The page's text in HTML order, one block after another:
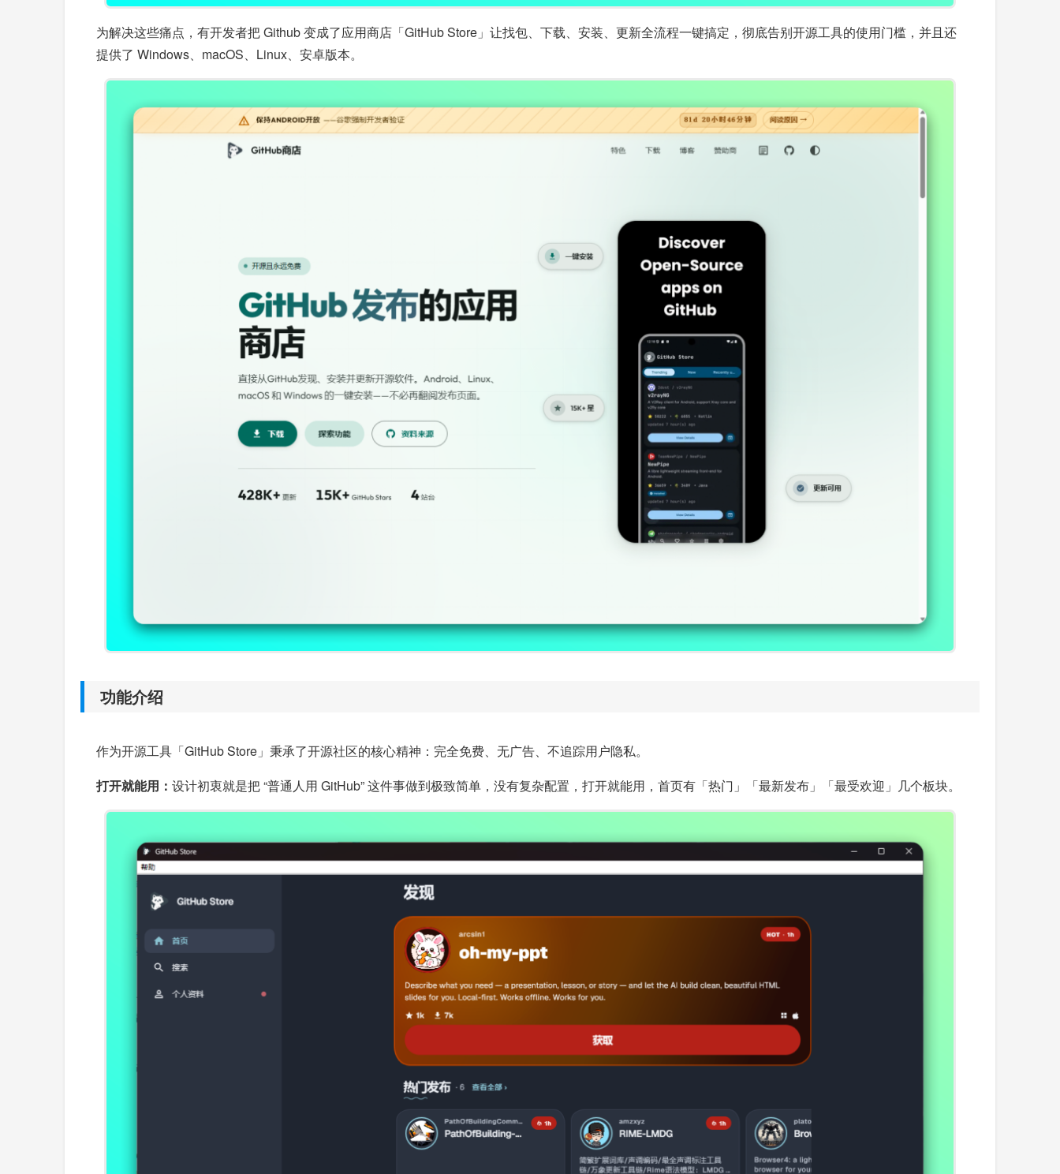
为解决这些痛点，有开发者把 Github 变成了应用商店「GitHub Store」让找包、下载、安装、更新全流程一键搞定，彻底告别开源工具的使用门槛，并且还
提供了 Windows、macOS、Linux、安卓版本。
功能介绍
作为开源工具「GitHub Store」秉承了开源社区的核心精神：完全免费、无广告、不追踪用户隐私。
打开就能用： 设计初衷就是把 “普通人用 GitHub” 这件事做到极致简单，没有复杂配置，打开就能用，首页有「热门」「最新发布」「最受欢迎」几个板块。